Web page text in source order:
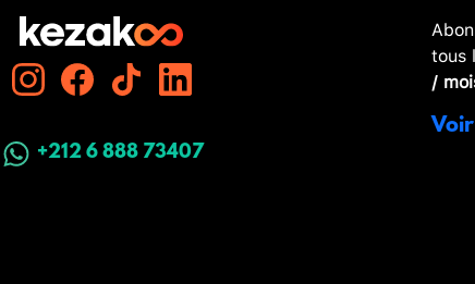
+212 6 888 73407
tous
/